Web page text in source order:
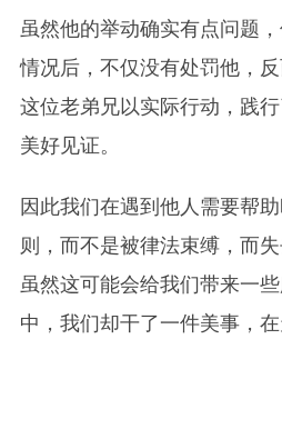
虽然他的举动确实有点问题
情况后，不仅没有处罚他，反
这位老弟兄以实际行动，践
美好见证。
因此我们在遇到他人需要帮
则，而不是被律法束缚，而失
虽然这可能会给我们带来一
中，我们却干了一件美事，在